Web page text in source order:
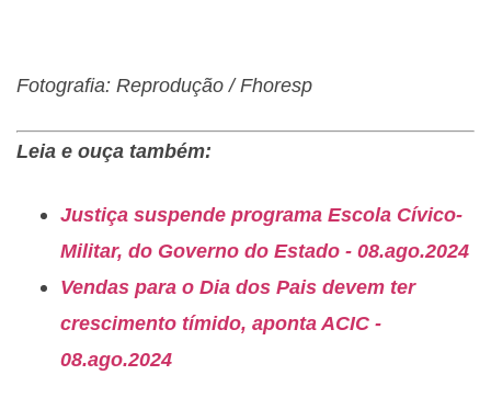
Fotografia: Reprodução / Fhoresp
Leia e ouça também:
Justiça suspende programa Escola Cívico-
Militar, do Governo do Estado - 08.ago.2024
Vendas para o Dia dos Pais devem ter
crescimento tímido, aponta ACIC -
08.ago.2024